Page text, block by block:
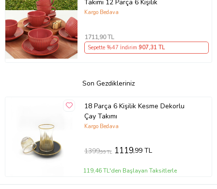
Takımı 12 Parça 6 Kişilik
Kargo Bedava
1711,90 TL
Sepette %47 İndirim 907,31 TL
Son Gezdikleriniz
18 Parça 6 Kişilik Kesme Dekorlu
Çay Takımı
Kargo Bedava
1399,99 TL 1119,99 TL
119,46 TL'den Başlayan Taksitlerle